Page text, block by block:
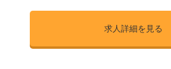
求人詳細を見る